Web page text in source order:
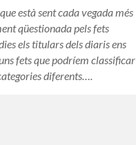
està sent cada vegada més
qüestionada pels fets
els titulars dels diaris ens
fets que podríem classificar
diferents….